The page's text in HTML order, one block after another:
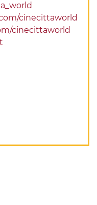
cinecittaworld
cinecittaworld